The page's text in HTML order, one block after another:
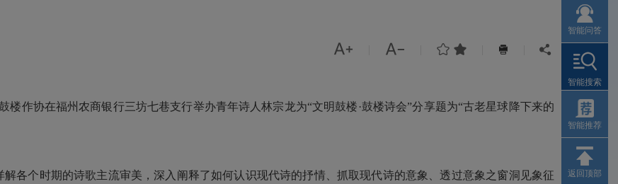
     
楼作协在福州农商银行三坊七巷支行举办青年诗人林宗龙为“文明鼓楼·鼓楼诗会”分享题为“古老星球降下来的
各个时期的诗歌主流审美，深入阐释了如何认识现代诗的抒情、抓取现代诗的意象、透过意象之窗洞见象征
智能问答
智能搜索
智能推荐
返回顶部